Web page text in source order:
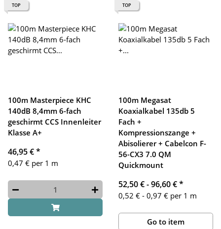
TOP
100m Masterpiece KHC
140dB 8,4mm 6-fach
geschirmt CCS Innenleiter
Klasse A+
46,95 €*
0,47 € per 1 m
TOP
100m Megasat
Koaxialkabel 135db 5
Fach +
Kompressionszange +
Abisolierer + Cabelcon F-
56-CX3 7.0 QM
Quickmount
52,50 € -96,60 €*
0,52 € - 0,97 € per 1 m
Go to item